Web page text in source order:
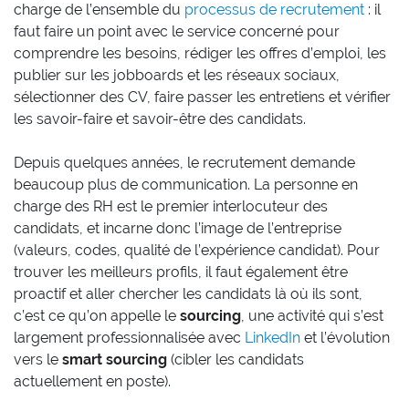
charge de l’ensemble du processus de recrutement : il
faut faire un point avec le service concerné pour
comprendre les besoins, rédiger les offres d’emploi, les
publier sur les jobboards et les réseaux sociaux,
sélectionner des CV, faire passer les entretiens et vérifier
les savoir-faire et savoir-être des candidats.
Depuis quelques années, le recrutement demande
beaucoup plus de communication. La personne en
charge des RH est le premier interlocuteur des
candidats, et incarne donc l’image de l’entreprise
(valeurs, codes, qualité de l’expérience candidat). Pour
trouver les meilleurs profils, il faut également être
proactif et aller chercher les candidats là où ils sont,
c’est ce qu’on appelle le sourcing, une activité qui s’est
largement professionnalisée avec LinkedIn et l’évolution
vers le smart sourcing (cibler les candidats
actuellement en poste).